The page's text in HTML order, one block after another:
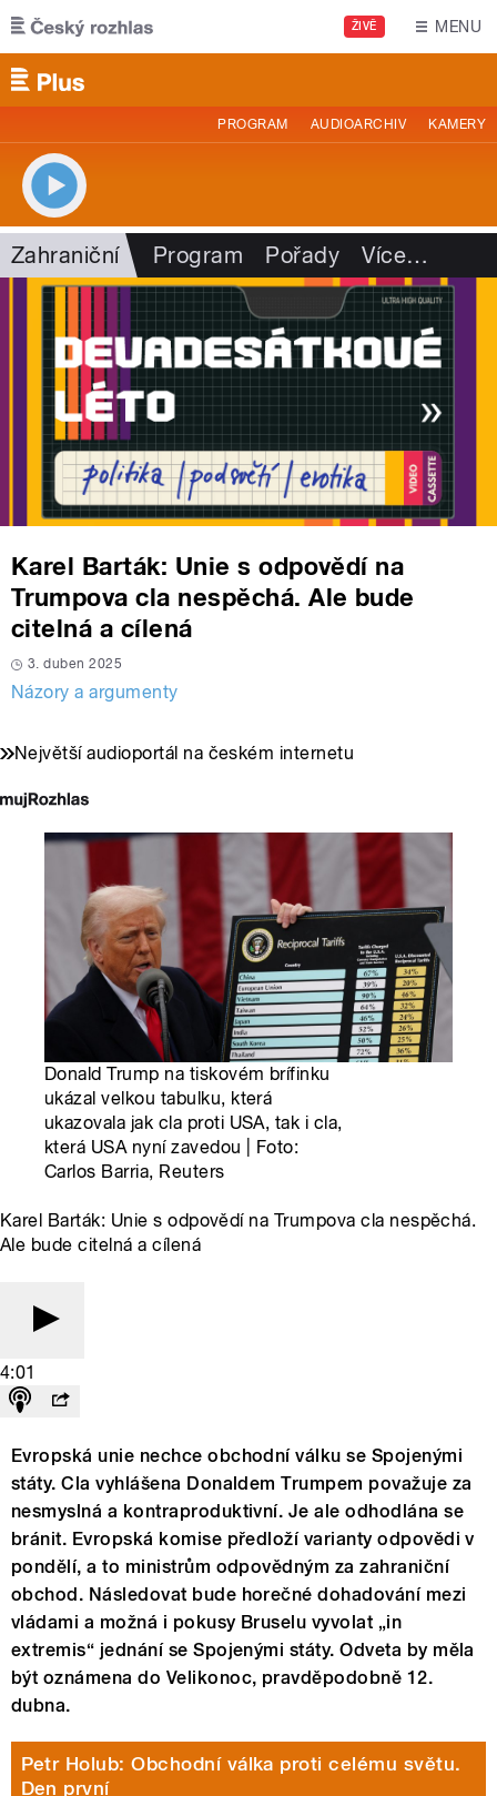
Přejít k hlavnímu obsahu
ŽIVĚ MENU
PROGRAM AUDIOARCHIV KAMERY
Zahraniční Program Pořady Více…
Karel Barták: Unie s odpovědí na
Trumpova cla nespěchá. Ale bude
citelná a cílená
3. duben 2025
Názory a argumenty
Největší audioportál na českém internetu
Donald Trump na tiskovém brífinku
ukázal velkou tabulku, která
ukazovala jak cla proti USA, tak i cla,
která USA nyní zavedou | Foto:
Carlos Barria, Reuters
Karel Barták: Unie s odpovědí na Trumpova cla nespěchá.
Ale bude citelná a cílená
4:01
Evropská unie nechce obchodní válku se Spojenými
státy. Cla vyhlášena Donaldem Trumpem považuje za
nesmyslná a kontraproduktivní. Je ale odhodlána se
bránit. Evropská komise předloží varianty odpovědi v
pondělí, a to ministrům odpovědným za zahraniční
obchod. Následovat bude horečné dohadování mezi
vládami a možná i pokusy Bruselu vyvolat „in
extremis“ jednání se Spojenými státy. Odveta by měla
být oznámena do Velikonoc, pravděpodobně 12.
dubna.
Petr Holub: Obchodní válka proti celému světu.
Den první